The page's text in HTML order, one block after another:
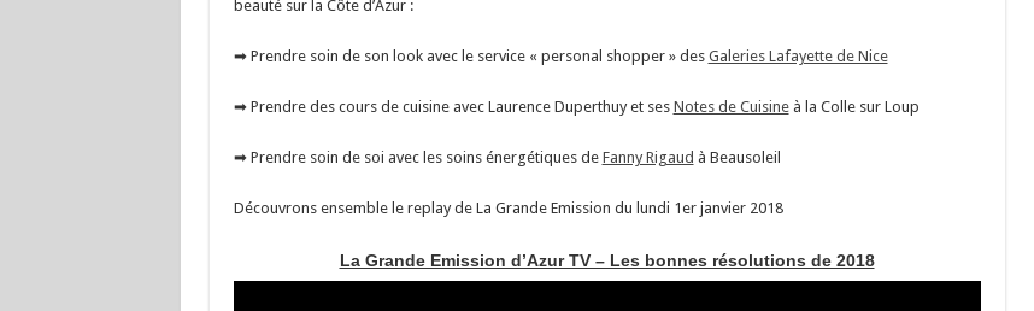
beauté sur la Côte d’Azur :
➡ Prendre soin de son look avec le service « personal shopper » des Galeries Lafayette de Nice
➡ Prendre des cours de cuisine avec Laurence Duperthuy et ses Notes de Cuisineà la Colle sur Loup
➡ Prendre soin de soi avec les soins énergétiques de Fanny Rigaud à Beausoleil
Découvrons ensemble le replay de La Grande Emission du lundi 1er janvier 2018
La Grande Emission d’Azur TV – Les bonnes résolutions de 2018